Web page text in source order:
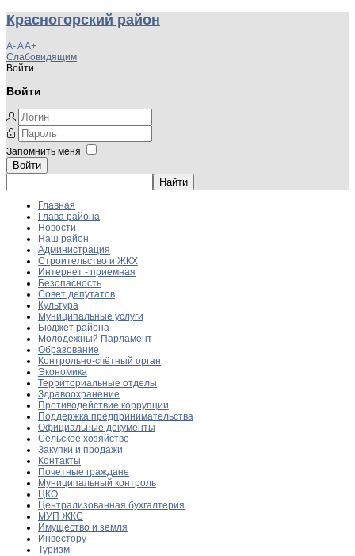
Красногорский район
A-AA+
Слабовидящим
Войти
Войти
Запомнить меня
Войти
Главная
Глава района
Новости
Наш район
Администрация
Строительство и ЖКХ
Интернет - приемная
Безопасность
Совет депутатов
Культура
Муниципальные услуги
Бюджет района
Молодежный Парламент
Образование
Контрольно-счётный орган
Экономика
Территориальные отделы
Здравоохранение
Противодействие коррупции
Поддержка предпринимательства
Официальные документы
Сельское хозяйство
Закупки и продажи
Контакты
Почетные граждане
Муниципальный контроль
ЦКО
Централизованная бухгалтерия
МУП ЖКС
Имущество и земля
Инвестору
Туризм